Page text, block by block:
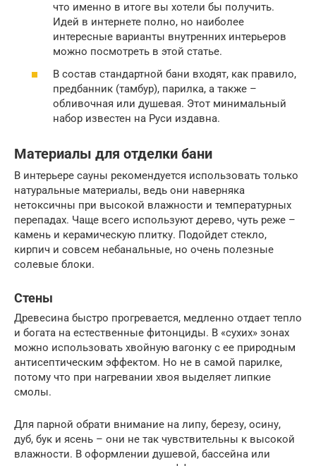
что именно в итоге вы хотели бы получить.
Идей в интернете полно, но наиболее
интересные варианты внутренних интерьеров
можно посмотреть в этой статье.
В состав стандартной бани входят, как правило,
предбанник (тамбур), парилка, а также –
обливочная или душевая. Этот минимальный
набор известен на Руси издавна.
Материалы для отделки бани
В интерьере сауны рекомендуется использовать только
натуральные материалы, ведь они наверняка
нетоксичны при высокой влажности и температурных
перепадах. Чаще всего используют дерево, чуть реже –
камень и керамическую плитку. Подойдет стекло,
кирпич и совсем небанальные, но очень полезные
солевые блоки.
Стены
Древесина быстро прогревается, медленно отдает тепло
и богата на естественные фитонциды. В «сухих» зонах
можно использовать хвойную вагонку с ее природным
антисептическим эффектом. Но не в самой парилке,
потому что при нагревании хвоя выделяет липкие
смолы.
Для парной обрати внимание на липу, березу, осину,
дуб, бук и ясень – они не так чувствительны к высокой
влажности. В оформлении душевой, бассейна или